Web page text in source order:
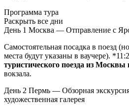
Программа тура
Раскрыть все дни
День 1 Москва — Отправление с
Самостоятельная посадка в поезд
места будут указаны в ваучере).
туристического поезда из
вокзала.
День 2 Пермь — Обзорная
художественная галерея